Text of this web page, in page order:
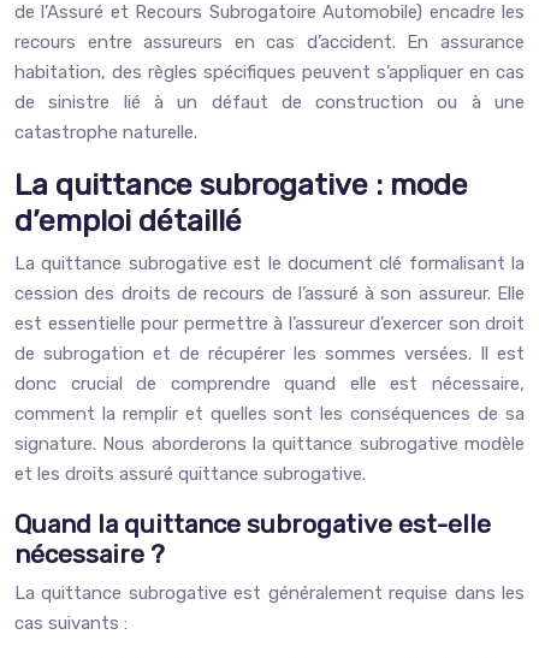
de l’Assuré et Recours Subrogatoire Automobile) encadre les
recours entre assureurs en cas d’accident. En assurance
habitation, des règles spécifiques peuvent s’appliquer en cas
de sinistre lié à un défaut de construction ou à une
catastrophe naturelle.
La quittance subrogative : mode
d’emploi détaillé
La quittance subrogative est le document clé formalisant la
cession des droits de recours de l’assuré à son assureur. Elle
est essentielle pour permettre à l’assureur d’exercer son droit
de subrogation et de récupérer les sommes versées. Il est
donc crucial de comprendre quand elle est nécessaire,
comment la remplir et quelles sont les conséquences de sa
signature. Nous aborderons la quittance subrogative modèle
et les droits assuré quittance subrogative.
Quand la quittance subrogative est-elle
nécessaire ?
La quittance subrogative est généralement requise dans les
cas suivants :